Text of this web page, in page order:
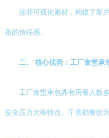
这些可视化素材，构建了客
条的信任感。
二、 核心优势：工厂食堂承
工厂食堂承包具有用餐人数
安全压力大等特点。千喜鹤餐饮